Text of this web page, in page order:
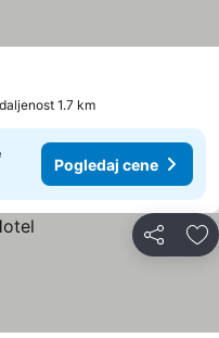
1.7 km
Pogledaj cene
Deli